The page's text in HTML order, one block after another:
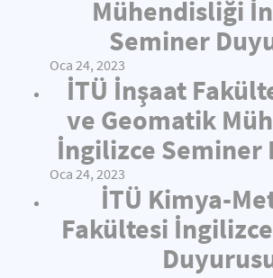
Mühendisliği
Seminer
Oca 24, 2023
İTÜ İnşaat
ve Geomatik
İngilizce Seminer
Oca 24, 2023
İTÜ Kimya-
Fakültesi